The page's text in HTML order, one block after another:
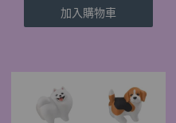
加入購物車